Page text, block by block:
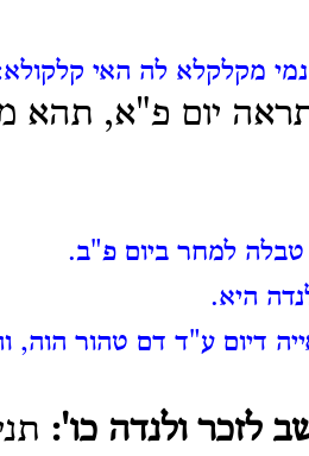
מקלקלא לה האי
יום פ"א, תהא
טבלה למחר ביום פ"ב.
היא.
דיום ע"ד דם טהור הוה,
לזכר ולנדה כו':